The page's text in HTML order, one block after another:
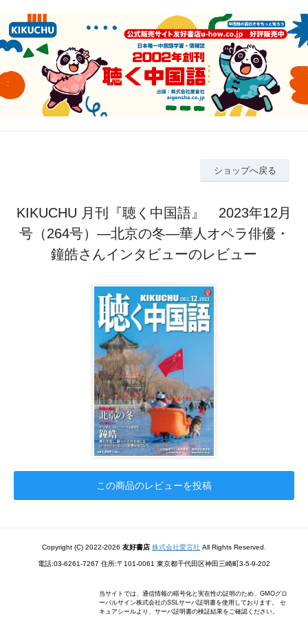
ショップへ戻る
KIKUCHU 月刊『聴く中国語』 2023年12月
号（264号）―北京の冬―華人オペラ俳優・
鐘皓さんインタビューのレビュー
この商品のレビューを投稿
Copyright (C) 2022-2026 友好書店 株式会社愛言社 All Rights Reserved.
電話:03-6261-7267 住所:〒101-0061 東京都千代田区神田三崎町3-5-9-202
当サイトでは、通信情報の暗号化と実在性の証明のため、GMOグロ
ーバルサイン株式会社のSSLサーバ証明書を使用しております。 セ
キュアシールより、サーバ証明書の検証結果をご確認ください。